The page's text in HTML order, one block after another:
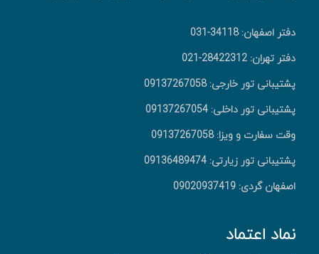
دفتر اصفهان: 34118-031
دفتر تهران: 28422312-021
پشتیبانی تور خارجی: 09137267058
پشتیبانی تور داخلی: 09137267054
وقت سفارت و ویزا: 09137267058
پشتیبانی تور زیارتی: 09136489474
اصفهان گردی: 09020937419
نماد اعتماد